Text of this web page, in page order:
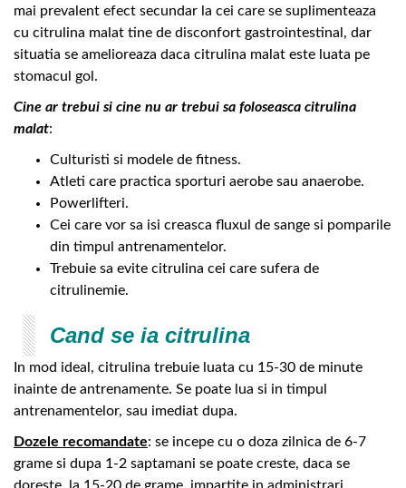
mai prevalent efect secundar la cei care se suplimenteaza
cu citrulina malat tine de disconfort gastrointestinal, dar
situatia se amelioreaza daca citrulina malat este luata pe
stomacul gol.
Cine ar trebui si cine nu ar trebui sa foloseasca citrulina
malat:
Culturisti si modele de fitness.
Atleti care practica sporturi aerobe sau anaerobe.
Powerlifteri.
Cei care vor sa isi creasca fluxul de sange si pomparile
din timpul antrenamentelor.
Trebuie sa evite citrulina cei care sufera de
citrulinemie.
Cand se ia citrulina
In mod ideal, citrulina trebuie luata cu 15-30 de minute
inainte de antrenamente. Se poate lua si in timpul
antrenamentelor, sau imediat dupa.
Dozele recomandate: se incepe cu o doza zilnica de 6-7
grame si dupa 1-2 saptamani se poate creste, daca se